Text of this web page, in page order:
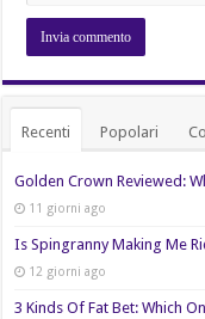
Recenti Popolari
Golden Crown Reviewed:
11 giorni ago
Is Spingranny Making Me
12 giorni ago
3 Kinds Of Fat Bet: Which